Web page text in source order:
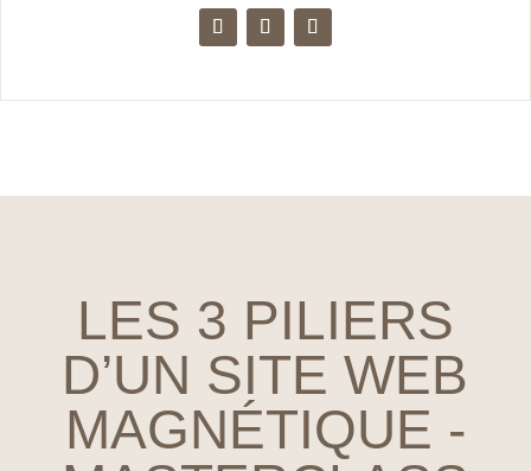
LES 3 PILIERS
D’UN SITE WEB
MAGNÉTIQUE -